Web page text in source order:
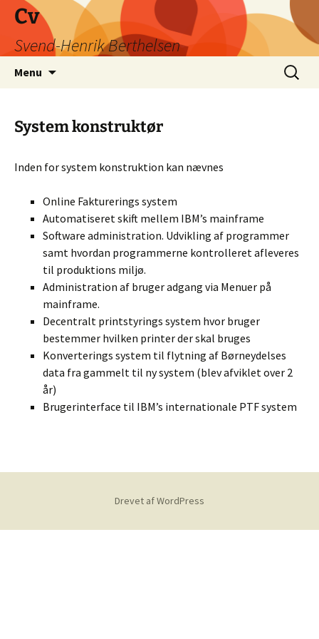
Hop
indhold
Cv
Svend-Henrik Berthelsen
Menu
Søg
efter:
System konstruktør
Inden for system konstruktion kan nævnes
Online Fakturerings system
Automatiseret skift mellem IBM’s mainframe
Software administration. Udvikling af programmer
samt hvordan programmerne kontrolleret afleveres
til produktions miljø.
Administration af bruger adgang via Menuer på
mainframe.
Decentralt printstyrings system hvor bruger
bestemmer hvilken printer der skal bruges
Konverterings system til flytning af Børneydelses
data fra gammelt til ny system (blev afviklet over 2
år)
Brugerinterface til IBM’s internationale PTF system
Drevet af WordPress